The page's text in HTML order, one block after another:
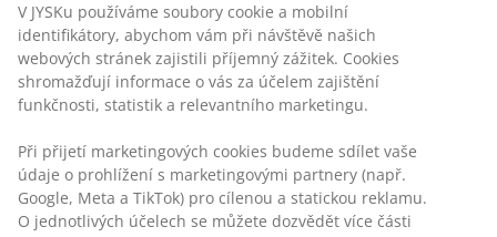
V JYSKu používáme soubory cookie a mobilní
identifikátory, abychom vám při návštěvě našich
webových stránek zajistili příjemný zážitek. Cookies
shromažďují informace o vás za účelem zajištění
funkčnosti, statistik a relevantního marketingu.
Při přijetí marketingových cookies budeme sdílet vaše
údaje o prohlížení s marketingovými partnery (např.
Google, Meta a TikTok) pro cílenou a statickou reklamu.
O jednotlivých účelech se můžete dozvědět více části